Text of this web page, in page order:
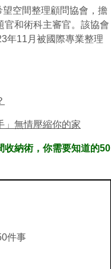
空間整理顧問協會，擔
官和術科主審官。該協會
年11月被國際專業整理
」無情壓縮你的家
收納術，你需要知道的50
件事